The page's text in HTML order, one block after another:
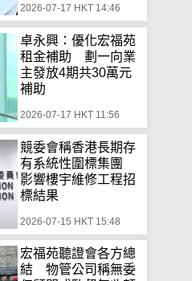
2026-07-17 HKT 14:46
卓永興：優化宏福苑
租金補助 劃一向業
主發放4期共30萬元
補助
2026-07-17 HKT 11:56
競委會稱香港長期存
有系統性圍標集團
影響樓宇維修工程招
標結果
2026-07-15 HKT 15:48
宏福苑聽證會各方總
結 物管公司稱無委